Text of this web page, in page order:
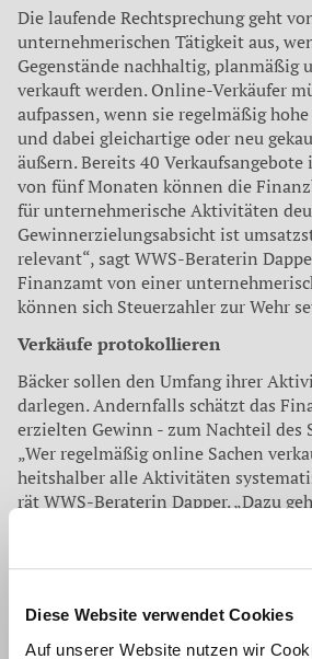
Diese Website verwendet Cookies
Auf unserer Website nutzen wir
Die laufende Rechtsprechung geht
unternehmeri­schen Tätigkeit aus,
Gegenstände nachhaltig, plan­mäßig
verkauft werden. Online-Verkäufer
aufpassen, wenn sie regelmäßig
und dabei gleichartige oder neu
äußern. Bereits 40
von fünf Monaten können die
für un­ternehmerische Aktivitäten
Gewinn­erzielungsabsicht ist
relevant“, sagt WWS-Beraterin
Finanzamt von einer
können sich Steuerzahler zur Wehr
Verkäufe protokollieren
Bäcker sollen den Umfang ih­rer
dar­legen. Andernfalls schätzt das
erzielten Gewinn - zum Nachteil des
„Wer regelmäßig online Sachen
heitshalber alle Aktivitäten
rät WWS-Beraterin Dapper. „Dazu
Aufzeichnungen von Ein- und
toauszüge, die Ausgaben und
So lässt sich ein Verdacht der